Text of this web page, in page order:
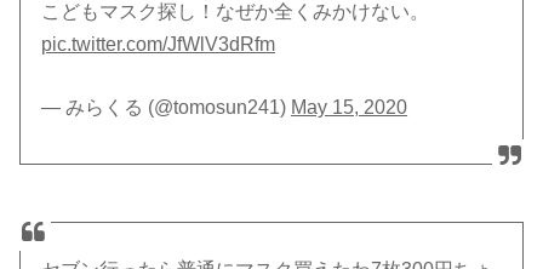
こどもマスク探し！なぜか全くみかけない。
pic.twitter.com/JfWlV3dRfm
— みらくる (@tomosun241) May 15, 2020